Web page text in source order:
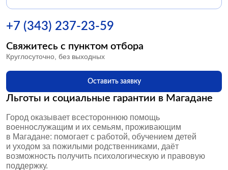
+7 (343) 237-23-59
Свяжитесь с пунктом отбора
Круглосуточно, без выходных
Оставить заявку
Льготы и социальные гарантии в Магадане
Город оказывает всестороннюю помощь
военнослужащим и их семьям, проживающим
в Магадане: помогает с работой, обучением детей
и уходом за пожилыми родственниками, даёт
возможность получить психологическую и правовую
поддержку.